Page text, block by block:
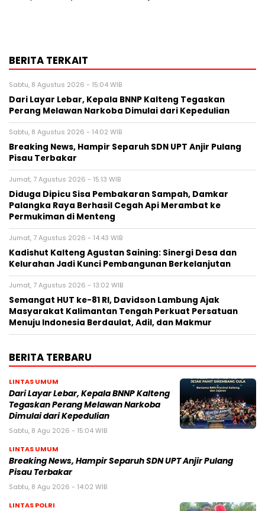
BERITA TERKAIT
Sabtu, 8 Agustus 2026 - 15:04 WIB
Dari Layar Lebar, Kepala BNNP Kalteng Tegaskan
Perang Melawan Narkoba Dimulai dari Kepedulian
Sabtu, 8 Agustus 2026 - 14:02 WIB
Breaking News, Hampir Separuh SDN UPT Anjir Pulang
Pisau Terbakar
Jumat, 7 Agustus 2026 - 15:13 WIB
Diduga Dipicu Sisa Pembakaran Sampah, Damkar
Palangka Raya Berhasil Cegah Api Merambat ke
Permukiman di Menteng
Jumat, 7 Agustus 2026 - 14:43 WIB
Kadishut Kalteng Agustan Saining: Sinergi Desa dan
Kelurahan Jadi Kunci Pembangunan Berkelanjutan
Jumat, 7 Agustus 2026 - 13:02 WIB
Semangat HUT ke-81 RI, Davidson Lambung Ajak
Masyarakat Kalimantan Tengah Perkuat Persatuan
Menuju Indonesia Berdaulat, Adil, dan Makmur
BERITA TERBARU
LINTAS UMUM
Dari Layar Lebar, Kepala BNNP Kalteng
Tegaskan Perang Melawan Narkoba
Dimulai dari Kepedulian
Sabtu, 8 Agu 2026 - 15:04 WIB
LINTAS UMUM
Breaking News, Hampir Separuh SDN UPT Anjir Pulang
Pisau Terbakar
Sabtu, 8 Agu 2026 - 14:02 WIB
LINTAS POLRI